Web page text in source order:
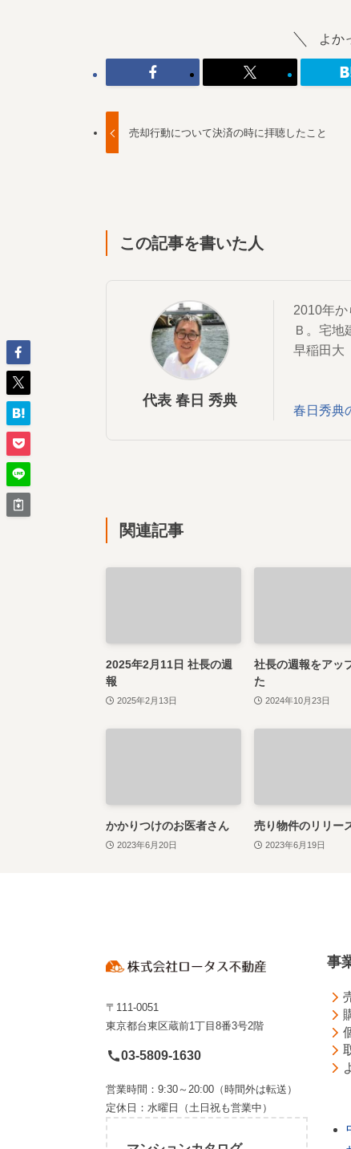
よか
売却行動について決済の時に拝聴したこと
この記事を書いた人
代表 春日 秀典
2010年
Ｂ。宅地
早稲田大
春日秀典
関連記事
2025年2月11日 社長の週
報
2025年2月13日
社長の週報をアッ
た
2024年10月23日
かかりつけのお医者さん
2023年6月20日
売り物件のリリー
2023年6月19日
〒111-0051
東京都台東区蔵前1丁目8番3号2階
03-5809-1630
営業時間：9:30～20:00（時間外は転送）
定休日：水曜日（土日祝も営業中）
事